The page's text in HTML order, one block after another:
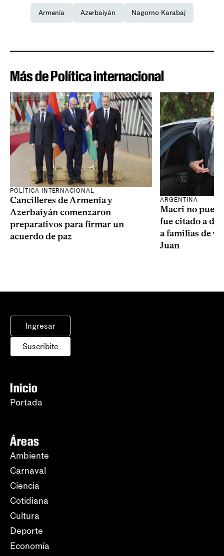
Armenia Azerbaiyán Nagorno Karabaj
Más de Política internacional
POLÍTICA INTERNACIONAL
Cancilleres de Armenia y
Azerbaiyán comenzaron
preparativos para firmar un
acuerdo de paz
ARGENTINA
Macri no
fue citado a
a familias de
Juan
Ingresar
Suscribite
Inicio
Portada
Áreas
Ambiente
Carnaval
Ciencia
Cotidiana
Cultura
Deporte
Economía